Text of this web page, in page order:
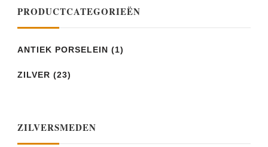
PRODUCTCATEGORIEËN
ANTIEK PORSELEIN (1)
ZILVER (23)
ZILVERSMEDEN